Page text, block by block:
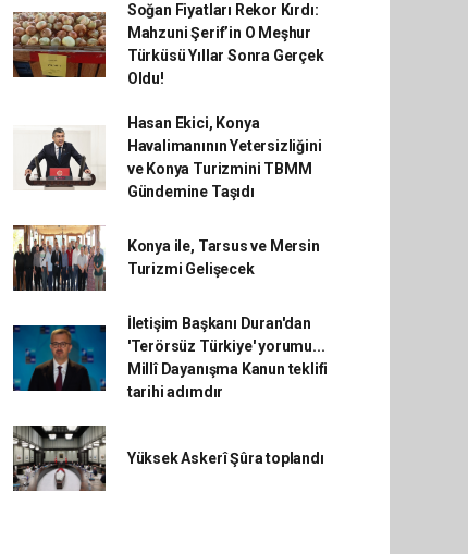
Soğan Fiyatları Rekor Kırdı:
Mahzuni Şerif’in O Meşhur
Türküsü Yıllar Sonra Gerçek
Oldu!
Hasan Ekici, Konya
Havalimanının Yetersizliğini
ve Konya Turizmini TBMM
Gündemine Taşıdı
Konya ile, Tarsus ve Mersin
Turizmi Gelişecek
İletişim Başkanı Duran'dan
'Terörsüz Türkiye' yorumu...
Millî Dayanışma Kanun teklifi
tarihi adımdır
Yüksek Askerî Şûra toplandı